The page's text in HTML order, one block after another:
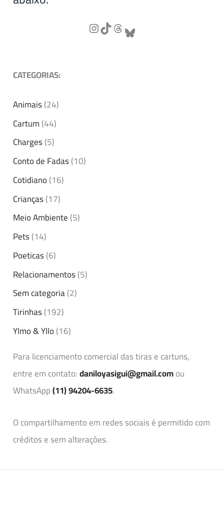
CATEGORIAS:
Animais(24)
Cartum(44)
Charges(5)
Conto de Fadas(10)
Cotidiano(16)
Crianças(17)
Meio Ambiente(5)
Pets(14)
Poeticas(6)
Relacionamentos(5)
Sem categoria(2)
Tirinhas(192)
Ylmo & Yllo(16)
Para licenciamento comercial das tiras e cartuns,
entre em contato:daniloyasigui@gmail.comou
WhatsApp(11) 94204-6635.
O compartilhamento em redes sociais é permitido com
créditos e sem alterações.